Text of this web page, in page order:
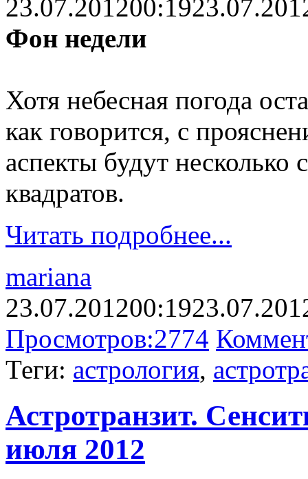
23.07.201200:19
Фон недели
Хотя небесная погода
как говорится, с
аспекты будут несколько
квадратов.
Читать подробнее...
mariana
23.07.201200:19
Просмотров:2774
Теги: астрология,
Астротранзит.
июля 2012